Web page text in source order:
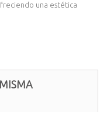
una estética